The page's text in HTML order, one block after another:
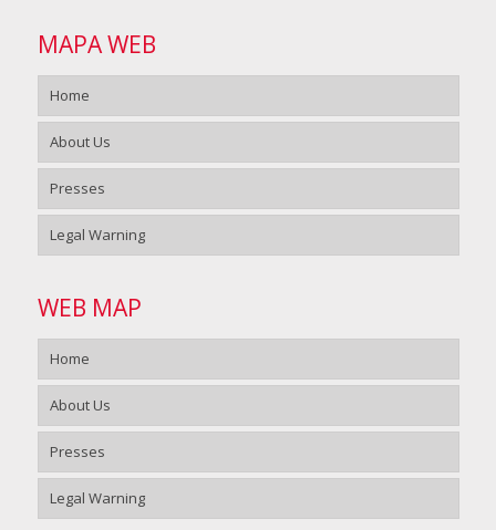
MAPA WEB
Home
About Us
Presses
Legal Warning
WEB MAP
Home
About Us
Presses
Legal Warning